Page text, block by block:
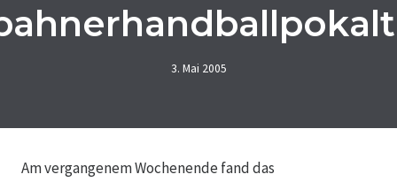
3. Mai 2005
Am vergangenem Wochenende fand das